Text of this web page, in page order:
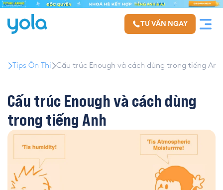
TƯ VẤN NGAY
Tips Ôn Thi Cấu trúc Enough và cách dùng trong tiếng Anh
Cấu trúc Enough và cách dùng
trong tiếng Anh